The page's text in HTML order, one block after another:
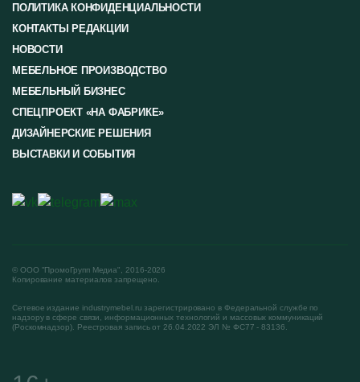
© ООО "ПромоГрупп Медиа", 2016-2026
Копирование материалов запрещено.
ПОЛИТИКА КОНФИДЕНЦИАЛЬНОСТИ
КОНТАКТЫ РЕДАКЦИИ
НОВОСТИ
МЕБЕЛЬНОЕ ПРОИЗВОДСТВО
МЕБЕЛЬНЫЙ БИЗНЕС
СПЕЦПРОЕКТ «НА ФАБРИКЕ»
ДИЗАЙНЕРСКИЕ РЕШЕНИЯ
ВЫСТАВКИ И СОБЫТИЯ
Сетевое издание industrymebel.ru зарегистрировано в Федеральной службе по
надзору в сфере связи, информационных технологий и массовых коммуникаций
(Роскомнадзор). Реестровая запись от 26.04.2022 ЭЛ № ФС77 - 83136.